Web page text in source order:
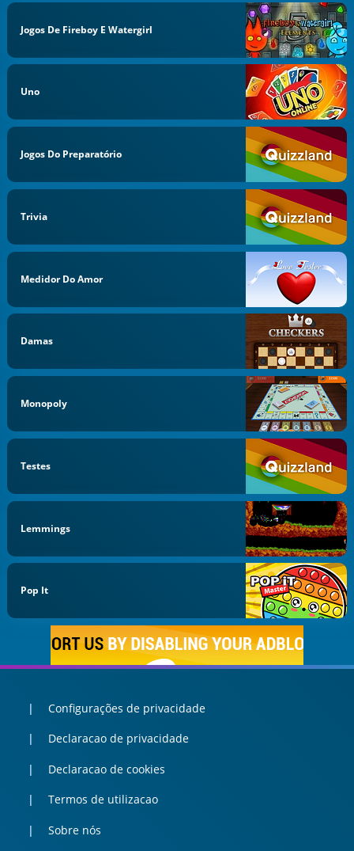
Jogos De Fireboy E Watergirl
Uno
Jogos Do Preparatório
Trivia
Medidor Do Amor
Damas
Monopoly
Testes
Lemmings
Pop It
Configurações de privacidade
Declaracao de privacidade
Declaracao de cookies
Termos de utilizacao
Sobre nós